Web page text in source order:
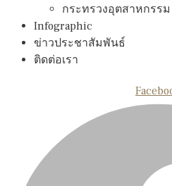
กระทรวงอุตสาหกรรม
Infographic
ข่าวประชาสัมพันธ์
ติดต่อเรา